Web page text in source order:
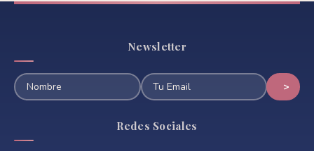
Newsletter
Redes Sociales